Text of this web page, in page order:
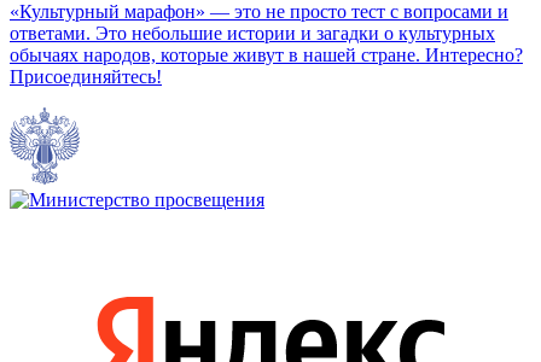
«Культурный марафон» — это не просто тест с вопросами и
ответами. Это небольшие истории и загадки о культурных
обычаях народов, которые живут в нашей стране. Интересно?
Присоединяйтесь!